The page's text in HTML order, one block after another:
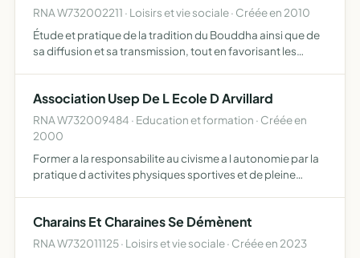
RNA W732002211 · Loisirs et vie sociale · Créée en 2010
Étude et pratique de la tradition du Bouddha ainsi que de
sa diffusion et sa transmission, tout en favorisant les
Association Usep De L Ecole D Arvillard
RNA W732009484 · Education et formation · Créée en
2000
Former a la responsabilite au civisme a l autonomie par la
pratique d activites physiques sportives et de pleine
Charains Et Charaines Se Démènent
RNA W732011125 · Loisirs et vie sociale · Créée en 2023